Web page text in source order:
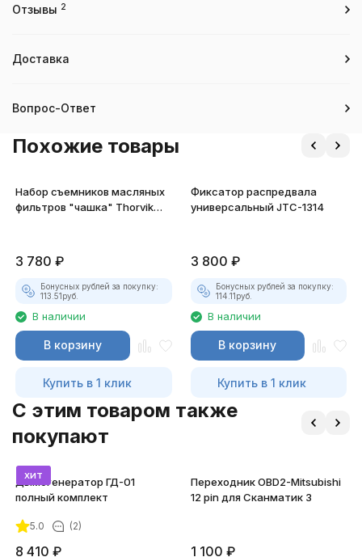
Отзывы 2
Доставка
Вопрос-Ответ
Похожие товары
Набор съемников масляных
фильтров "чашка" Thorvik
3 780 ₽
Бонусных рублей за покупку:
113.51руб.
В наличии
В корзину
Купить в 1 клик
Фиксатор распредвала
универсальный JTC-1314
3 800 ₽
Бонусных рублей за покупку:
114.11руб.
В наличии
В корзину
Купить в 1 клик
C этим товаром также
покупают
хит
Дымогенератор ГД-01
полный комплект
5.0 (2)
8 410 ₽
Переходник OBD2-Mitsubishi
12 pin для Сканматик 3
1 100 ₽